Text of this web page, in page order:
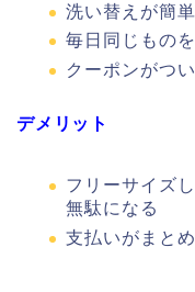
洗い替えが簡
毎日同じもの
クーポンがつ
デメリット
フリーサイズ
無駄になる
支払いがまと